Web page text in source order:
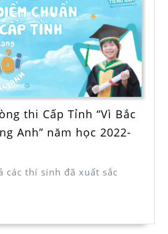
thi Cấp Tỉnh “Vì Bắc
Anh” năm học 2022-
các thí sinh đã xuất sắc